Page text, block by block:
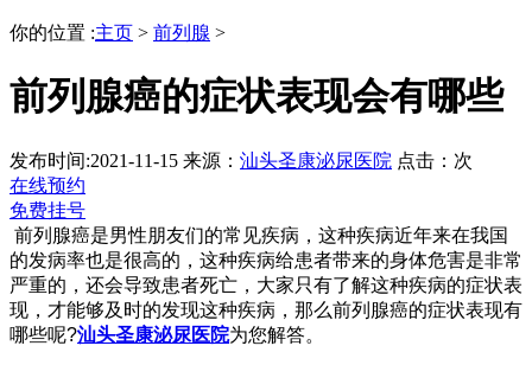
你的位置 :主页 > 前列腺 >
前列腺癌的症状表现会有哪些
发布时间:2021-11-15 来源： 汕头圣康泌尿医院 点击： 次
在线预约
免费挂号
前列腺癌是男性朋友们的常见疾病，这种疾病近年来在我国
的发病率也是很高的，这种疾病给患者带来的身体危害是非常
严重的，还会导致患者死亡，大家只有了解这种疾病的症状表
现，才能够及时的发现这种疾病，那么前列腺癌的症状表现有
哪些呢?汕头圣康泌尿医院为您解答。